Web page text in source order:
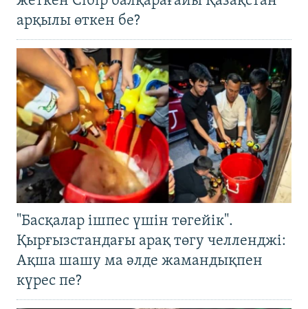
арқылы өткен бе?
"Басқалар ішпес үшін төгейік".
Қырғызстандағы арақ төгу челленджі:
Ақша шашу ма әлде жамандықпен
күрес пе?